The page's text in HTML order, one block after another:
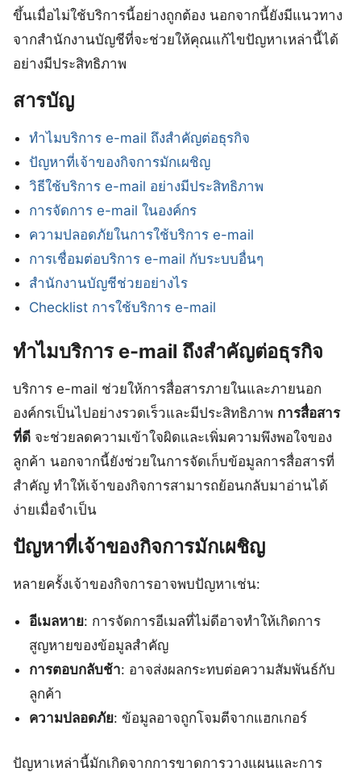
ขึ้นเมื่อไม่ใช้บริการนี้อย่างถูกต้อง นอกจากนี้ยังมีแนวทาง
จากสำนักงานบัญชีที่จะช่วยให้คุณแก้ไขปัญหาเหล่านี้ได้
อย่างมีประสิทธิภาพ
สารบัญ
ทำไมบริการ e-mail ถึงสำคัญต่อธุรกิจ
ปัญหาที่เจ้าของกิจการมักเผชิญ
วิธีใช้บริการ e-mail อย่างมีประสิทธิภาพ
การจัดการ e-mail ในองค์กร
ความปลอดภัยในการใช้บริการ e-mail
การเชื่อมต่อบริการ e-mail กับระบบอื่นๆ
สำนักงานบัญชีช่วยอย่างไร
Checklist การใช้บริการ e-mail
ทำไมบริการ e-mail ถึงสำคัญต่อธุรกิจ
บริการ e-mail ช่วยให้การสื่อสารภายในและภายนอก
องค์กรเป็นไปอย่างรวดเร็วและมีประสิทธิภาพ การสื่อสาร
ที่ดี จะช่วยลดความเข้าใจผิดและเพิ่มความพึงพอใจของ
ลูกค้า นอกจากนี้ยังช่วยในการจัดเก็บข้อมูลการสื่อสารที่
สำคัญ ทำให้เจ้าของกิจการสามารถย้อนกลับมาอ่านได้
ง่ายเมื่อจำเป็น
ปัญหาที่เจ้าของกิจการมักเผชิญ
หลายครั้งเจ้าของกิจการอาจพบปัญหาเช่น:
อีเมลหาย: การจัดการอีเมลที่ไม่ดีอาจทำให้เกิดการ
สูญหายของข้อมูลสำคัญ
การตอบกลับช้า: อาจส่งผลกระทบต่อความสัมพันธ์กับ
ลูกค้า
ความปลอดภัย: ข้อมูลอาจถูกโจมตีจากแฮกเกอร์
ปัญหาเหล่านี้มักเกิดจากการขาดการวางแผนและการ